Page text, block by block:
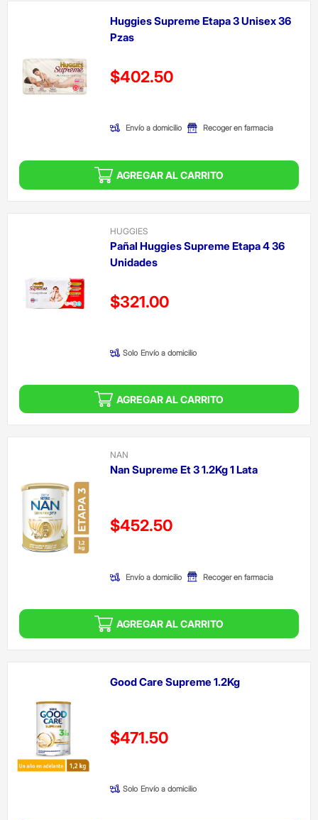
Huggies Supreme Etapa 3 Unisex 36
Pzas
Precio reducido de
$402.50
Envío a domicilio Recoger en farmacia
AGREGAR AL CARRITO
HUGGIES
Pañal Huggies Supreme Etapa 4 36
Unidades
Precio reducido de
$321.00
Solo Envío a domicilio
AGREGAR AL CARRITO
NAN
Nan Supreme Et 3 1.2Kg 1 Lata
Precio reducido de
$452.50
Envío a domicilio Recoger en farmacia
AGREGAR AL CARRITO
Good Care Supreme 1.2Kg
Precio reducido de
$471.50
Solo Envío a domicilio